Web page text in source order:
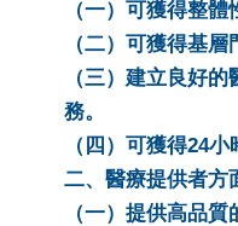
（一）可獲得整體
（二）可獲得基
（三）建立良好
務。
（四）可獲得24小
二、醫療提供者方
（一）提供高品